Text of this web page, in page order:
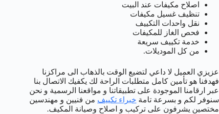
اصلاح مكيفات عند البيت
تنظيف غسيل مكيفات
نقل واحدات التكييف
فحص الغاز للمكيفات
خدمة تكييف سريعة
من كل الموديلات.
عزيزي العميل لا داعي لتضيع الوقت بالذهاب الى مراكزنا
فهدفنا هو تأمين كامل متطلبات الراحة لك يكفيك الاتصال بنا
عبر ارقامنا الموجودة على تطبيقاتنا و مواقعنا الرسمية و نحن
سنوفر لكم و بسرعة تامة خبراء تكييف من فنيين و مهندسين
مختصين يشرفون على تركيب و اصلاح وصيانة المكيف.